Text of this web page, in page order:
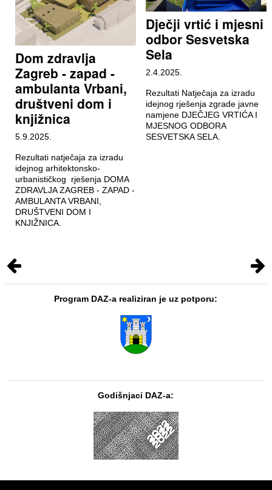
Dom zdravlja
Zagreb - zapad -
ambulanta Vrbani,
društveni dom i
knjižnica
5.9.2025.
Rezultati natječaja za izradu
idejnog arhitektonsko-
urbanističkog rješenja DOMA
ZDRAVLJA ZAGREB - ZAPAD -
AMBULANTA VRBANI,
DRUŠTVENI DOM I
KNJIŽNICA.
Dječji vrtić i mjesni
odbor Sesvetska
Sela
2.4.2025.
Rezultati Natječaja za izradu
idejnog rješenja zgrade javne
namjene DJEČJEG VRTIĆA I
MJESNOG ODBORA
SESVETSKA SELA.
Program DAZ-a realiziran je uz potporu:
Godišnjaci DAZ-a: